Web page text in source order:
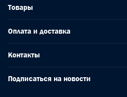
Товары
Оплата и доставка
Контакты
Подписаться на новости